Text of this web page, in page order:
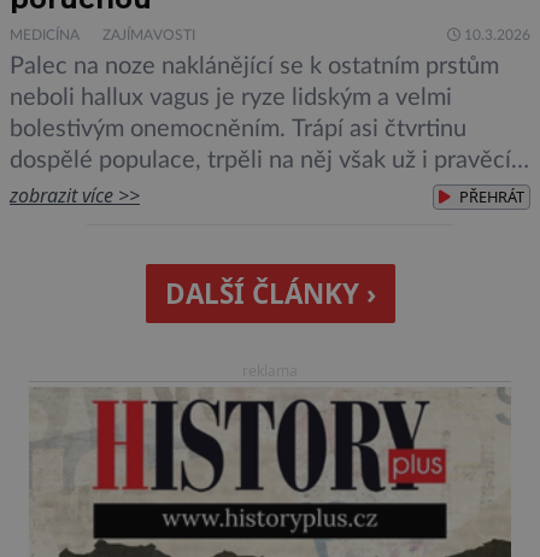
MEDICÍNA ZAJÍMAVOSTI 10.3.2026
Palec na noze naklánějící se k ostatním prstům
neboli hallux vagus je ryze lidským a velmi
bolestivým onemocněním. Trápí asi čtvrtinu
dospělé populace, trpěli na něj však už i pravěcí
předchůdci člověka a nalezen byl také u
nevymizela? Vbočené palce sužují […]
zobrazit více >> PŘEHRÁT
DALŠÍ ČLÁNKY ›